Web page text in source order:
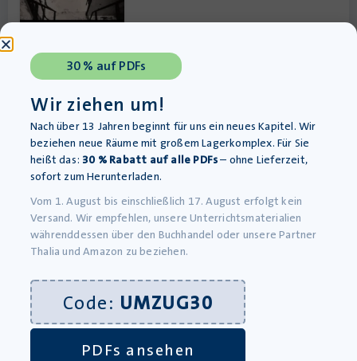
Strassenstaub: Biografie – Daniel Gebhart – Roman
Lieferung bis 12.08.2026
inkl. MwSt., zzgl.Versandkosten
»In den Warenkorb
30 % auf PDFs
Wir ziehen um!
Nach über 13 Jahren beginnt für uns ein neues Kapitel. Wir
beziehen neue Räume mit großem Lagerkomplex. Für Sie
heißt das: 30 % Rabatt auf alle PDFs– ohne Lieferzeit,
sofort zum Herunterladen.
Vom 1. August bis einschließlich 17. August erfolgt kein
Versand. Wir empfehlen, unsere Unterrichtsmaterialien
währenddessen über den Buchhandel oder unsere Partner
Thalia und Amazon zu beziehen.
Code: UMZUG30
PDFs ansehen